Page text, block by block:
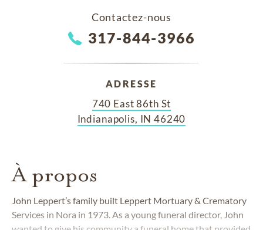
Contactez-nous
317-844-3966
ADRESSE
740 East 86th St
Indianapolis, IN 46240
À propos
John Leppert’s family built Leppert Mortuary & Crematory
Services in Nora in 1973. As a young funeral director, John